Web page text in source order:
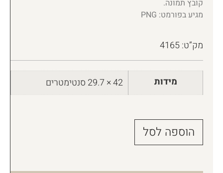
קובץ תמונה.
מגיע בפורמט: PNG
מק”ט: 4165
מידות 42 × 29.7 סנטימטרים
הוספה לסל